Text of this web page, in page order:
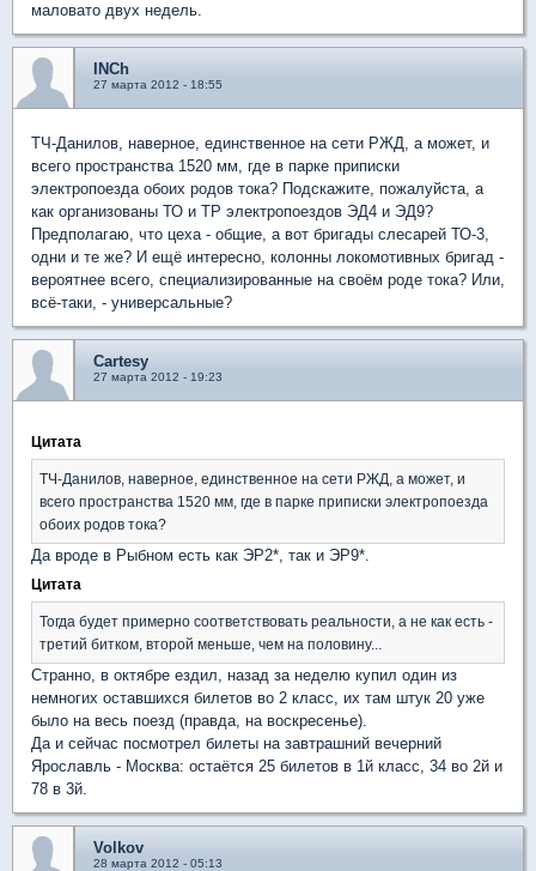
маловато двух недель.
INCh
27 марта 2012 - 18:55
ТЧ-Данилов, наверное, единственное на сети РЖД, а может, и
всего пространства 1520 мм, где в парке приписки
электропоезда обоих родов тока? Подскажите, пожалуйста, а
как организованы ТО и ТР электропоездов ЭД4 и ЭД9?
Предполагаю, что цеха - общие, а вот бригады слесарей ТО-3,
одни и те же? И ещё интересно, колонны локомотивных бригад -
вероятнее всего, специализированные на своём роде тока? Или,
всё-таки, - универсальные?
Cartesy
27 марта 2012 - 19:23
Цитата
ТЧ-Данилов, наверное, единственное на сети РЖД, а может, и
всего пространства 1520 мм, где в парке приписки электропоезда
обоих родов тока?
Да вроде в Рыбном есть как ЭР2*, так и ЭР9*.
Цитата
Тогда будет примерно соответствовать реальности, а не как есть -
третий битком, второй меньше, чем на половину...
Странно, в октябре ездил, назад за неделю купил один из
немногих оставшихся билетов во 2 класс, их там штук 20 уже
было на весь поезд (правда, на воскресенье).
Да и сейчас посмотрел билеты на завтрашний вечерний
Ярославль - Москва: остаётся 25 билетов в 1й класс, 34 во 2й и
78 в 3й.
Volkov
28 марта 2012 - 05:13